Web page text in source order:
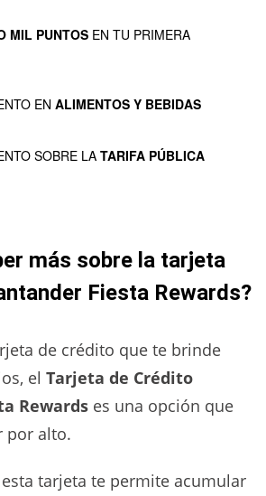
MIL PUNTOS EN TU PRIMERA
EN ALIMENTOS Y BEBIDAS
SOBRE LA TARIFA PÚBLICA
más sobre la tarjeta
Fiesta Rewards?
de crédito que te brinde
el Tarjeta de Crédito
Rewards es una opción que
por alto.
tarjeta te permite acumular